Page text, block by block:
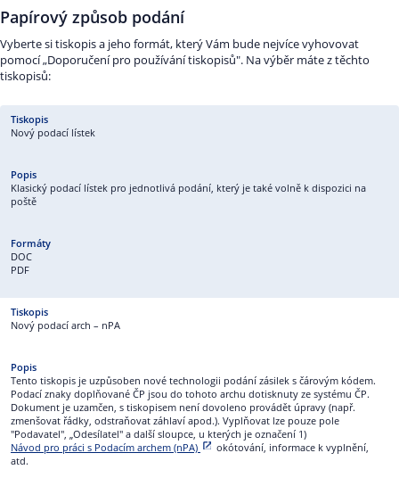
Papírový způsob podání
Vyberte si tiskopis a jeho formát, který Vám bude nejvíce vyhovovat
pomocí „Doporučení pro používání tiskopisů". Na výběr máte z těchto
tiskopisů:
Nový podací lístek
Klasický podací lístek pro jednotlivá podání, který je také volně k dispozici na
poště
DOC
PDF
Nový podací arch – nPA
Tento tiskopis je uzpůsoben nové technologii podání zásilek s čárovým kódem.
Podací znaky doplňované ČP jsou do tohoto archu dotisknuty ze systému ČP.
Dokument je uzamčen, s tiskopisem není dovoleno provádět úpravy (např.
zmenšovat řádky, odstraňovat záhlaví apod.). Vyplňovat lze pouze pole
"Podavatel", „Odesílatel" a další sloupce, u kterých je označení 1)
Návod pro práci s Podacím archem (nPA)
okótování, informace k vyplnění,
atd.